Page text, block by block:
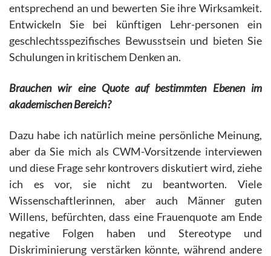
entsprechend an und bewerten Sie ihre Wirksamkeit.
Entwickeln Sie bei künftigen Lehr-personen ein
geschlechtsspezifisches Bewusstsein und bieten Sie
Schulungen in kritischem Denken an.
Brauchen wir eine Quote auf bestimmten Ebenen im
akademischen Bereich?
Dazu habe ich natürlich meine persönliche Meinung,
aber da Sie mich als CWM-Vorsitzende interviewen
und diese Frage sehr kontrovers diskutiert wird, ziehe
ich es vor, sie nicht zu beantworten. Viele
Wissenschaftlerinnen, aber auch Männer guten
Willens, befürchten, dass eine Frauenquote am Ende
negative Folgen haben und Stereotype und
Diskriminierung verstärken könnte, während andere